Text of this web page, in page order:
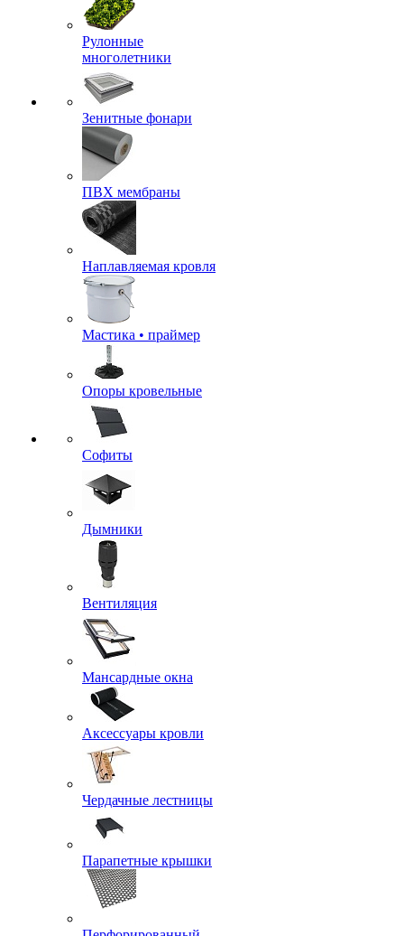
Рулонные
многолетники
Зенитные фонари
ПВХ мембраны
Наплавляемая кровля
Мастика • праймер
Опоры кровельные
Софиты
Дымники
Вентиляция
Мансардные окна
Аксессуары кровли
Чердачные лестницы
Парапетные крышки